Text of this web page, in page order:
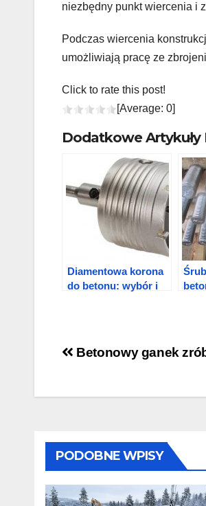
niezbędny punkt wiercenia i
Podczas wiercenia
umożliwiają pracę ze
Click to rate this post!
[Average: 0]
Dodatkowe Artykuły
Diamentowa korona
do betonu: wybór i
Nawigacja
Betonowy ganek
PODOBNE WPISY